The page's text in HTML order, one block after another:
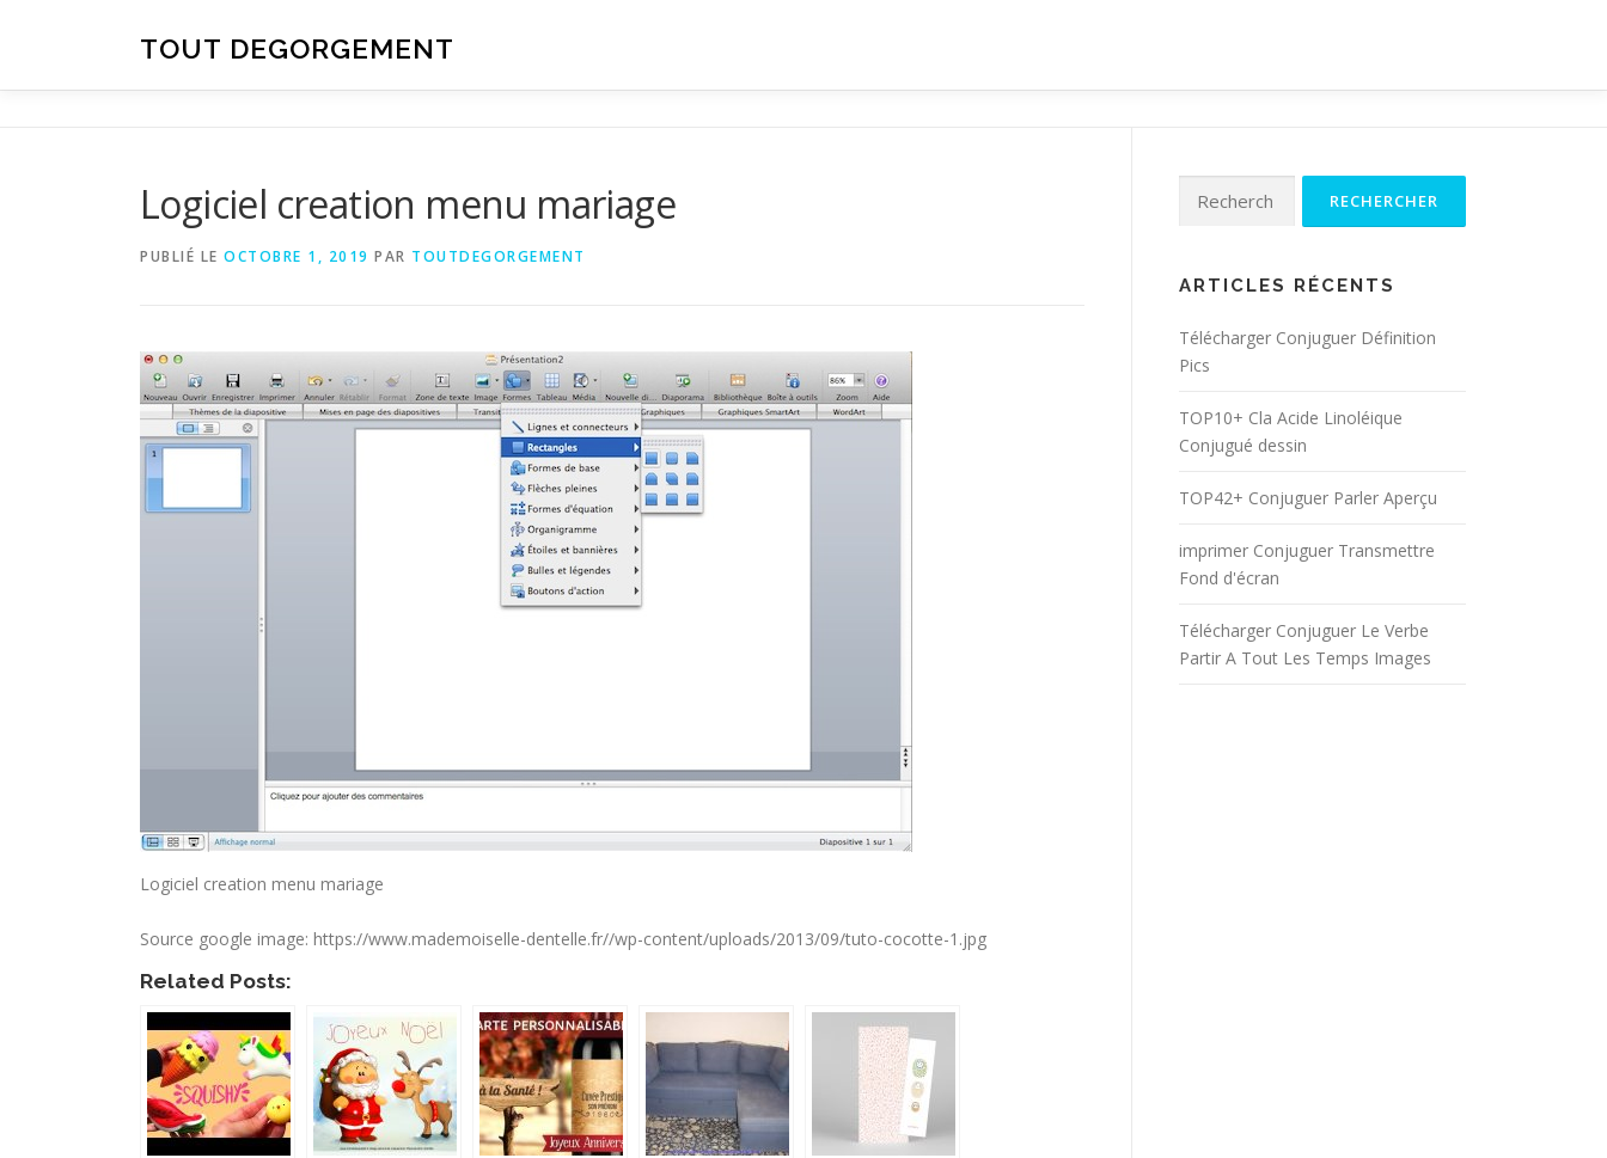
TOUT DEGORGEMENT
Logiciel creation menu mariage
PUBLIÉ LE OCTOBRE 1, 2019 PAR TOUTDEGORGEMENT
Logiciel creation menu mariage
Source google image: https://www.mademoiselle-dentelle.fr//wp-content/uploads/2013/09/tuto-cocotte-1.jpg
Related Posts:
Rechercher :
ARTICLES RÉCENTS
Télécharger Conjuguer Définition
Pics
TOP10+ Cla Acide Linoléique
Conjugué dessin
TOP42+ Conjuguer Parler Aperçu
imprimer Conjuguer Transmettre
Fond d'écran
Télécharger Conjuguer Le Verbe
Partir A Tout Les Temps Images